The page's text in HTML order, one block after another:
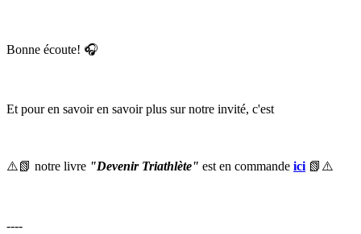
Bonne écoute! 🎧
Et pour en savoir en savoir plus sur notre invité, c'est
⚠️📗 notre livre "Devenir Triathlète" est en commande ici 📗⚠️
----